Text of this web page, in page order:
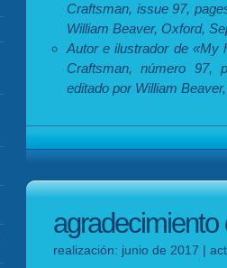
Craftsman, issue 97,
William Beaver, Oxford,
Autor e ilustrador de «My
Craftsman, número 97,
editado por William
realización: junio de 2017 |